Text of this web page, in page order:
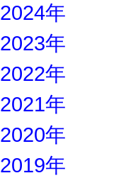
2024年
2023年
2022年
2021年
2020年
2019年